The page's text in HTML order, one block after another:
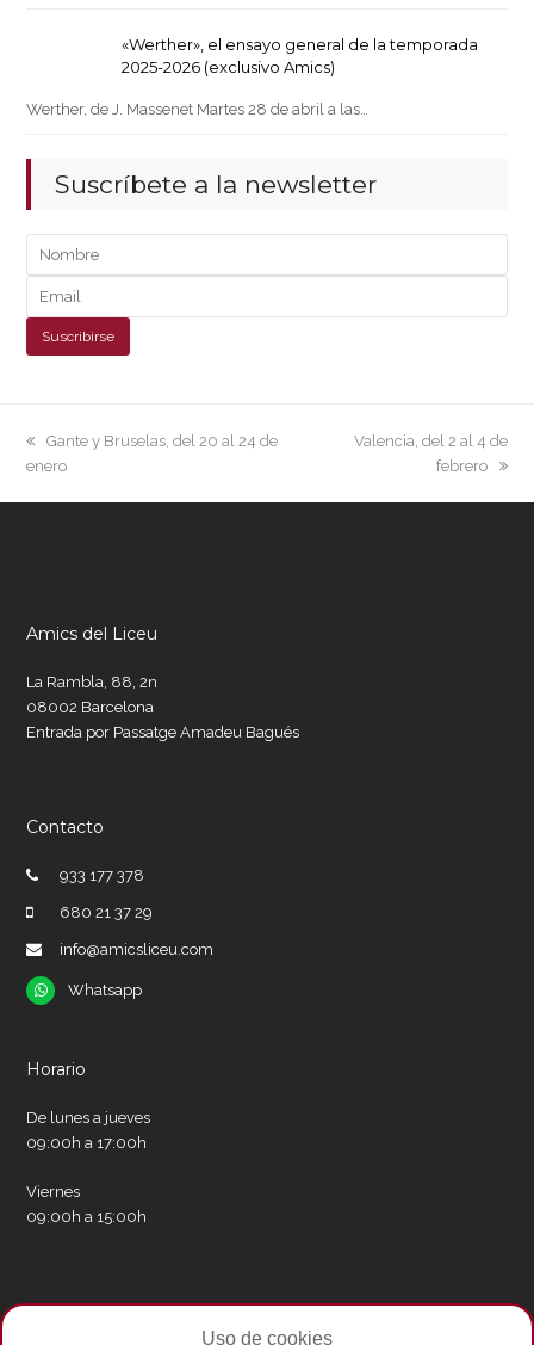
«Werther», el ensayo general de la temporada
2025-2026 (exclusivo Amics)
Werther, de J. Massenet Martes 28 de abril a las…
Suscríbete a la newsletter
previous
post:
Gante y Bruselas, del 20 al 24 de
enero
next
Valencia, del 2 al 4 de
febrero
Amics del Liceu
La Rambla, 88, 2n
08002 Barcelona
Entrada por Passatge Amadeu Bagués
Contacto
933 177 378
680 21 37 29
info@amicsliceu.com
Whatsapp
Whatsapp
Horario
De lunes a jueves
09:00h a 17:00h
Viernes
09:00h a 15:00h
Redes sociales
Uso de cookies